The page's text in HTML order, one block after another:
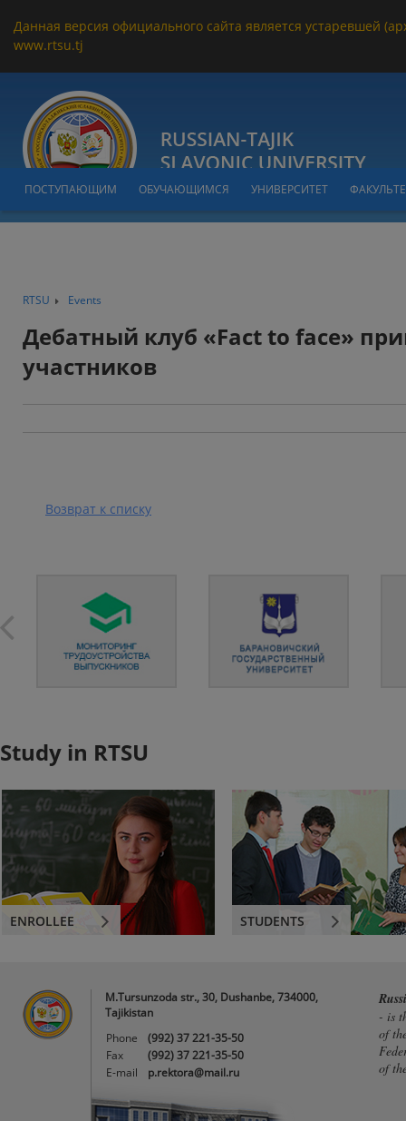
Данная версия официального сайта является устаревшей
www.rtsu.tj
ПОСТУПАЮЩИМ ОБУЧАЮЩИМСЯ УНИВЕРСИТЕТ
RTSU Events
Дебатный клуб «Fact to face»
участников
Возврат к списку
Study in RTSU
ENROLLEE STUDENTS
M.Tursunzoda str., 30, Dushanbe, 734000,
Tajikistan
Phone
(992) 37 221-35-50
Fax
(992) 37 221-35-50
E-mail
p.rektora@mail.ru
- is
of
of